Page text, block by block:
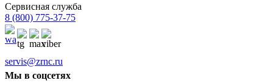
Сервисная служба
8 (800) 775-37-75
servis@zrnc.ru
Мы в соцсетях